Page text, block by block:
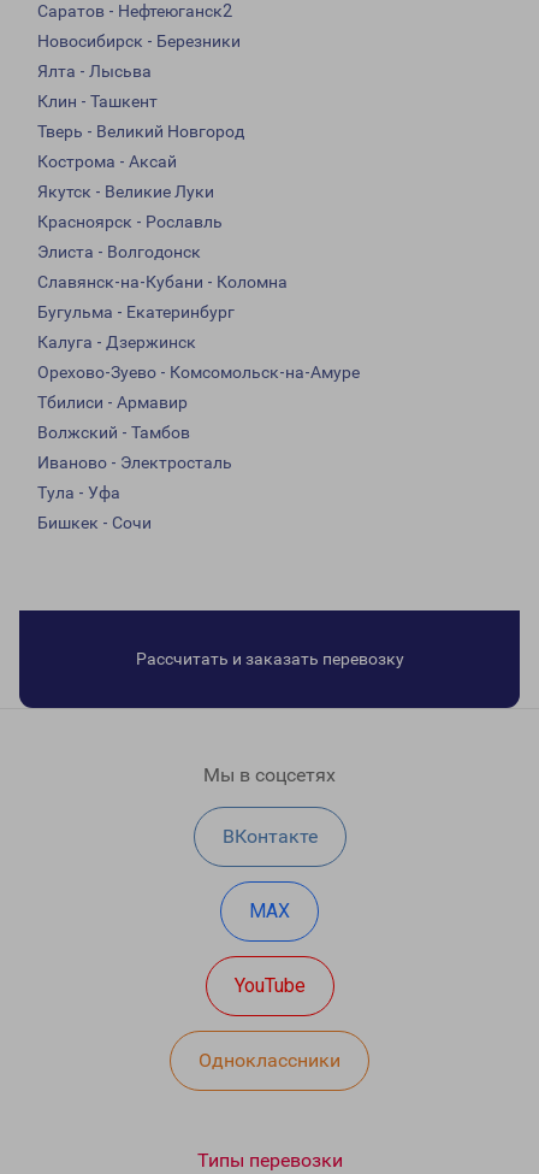
Саратов - Нефтеюганск2
Новосибирск - Березники
Ялта - Лысьва
Клин - Ташкент
Тверь - Великий Новгород
Кострома - Аксай
Якутск - Великие Луки
Красноярск - Рославль
Элиста - Волгодонск
Славянск-на-Кубани - Коломна
Бугульма - Екатеринбург
Калуга - Дзержинск
Орехово-Зуево - Комсомольск-на-Амуре
Тбилиси - Армавир
Волжский - Тамбов
Иваново - Электросталь
Тула - Уфа
Бишкек - Сочи
Рассчитать и заказать перевозку
Мы в соцсетях
ВКонтакте
MAX
YouTube
Одноклассники
Типы перевозки